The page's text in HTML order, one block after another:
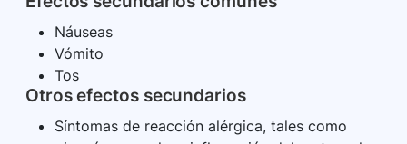
Náuseas
Vómito
Tos
Otros efectos secundarios
Síntomas de reacción alérgica, tales como